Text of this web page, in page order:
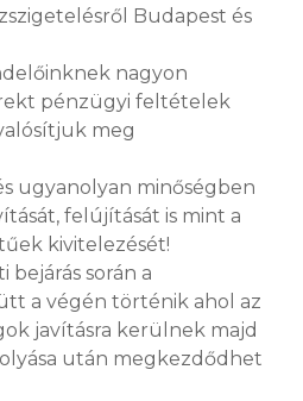
Budapest és
nagyon
pénzügyi feltételek
meg
ugyanolyan minőségben
felújítását is mint a
kivitelezését!
bejárás során a
a végén történik ahol az
javításra kerülnek majd
után megkezdődhet